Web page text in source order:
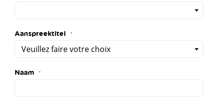
Aanspreektitel
Naam